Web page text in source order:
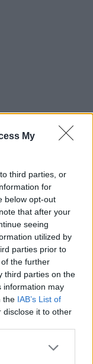
My
third parties, or
for
below opt-out
that after your
seeing
utilized by
parties prior to
the further
third parties on the
information may
the IAB’s List of
disclose it to other
or more Google
Facebook!
Google
News
Schwindel
français